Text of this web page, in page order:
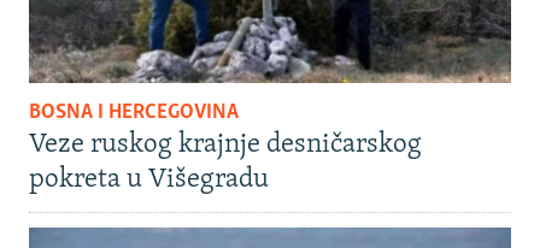
BOSNA I HERCEGOVINA
Veze ruskog krajnje desničarskog
pokreta u Višegradu